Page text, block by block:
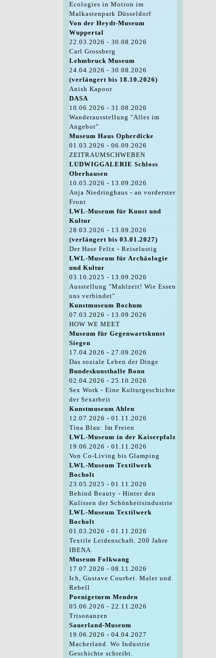
Ecologies in Motion im
Malkastenpark Düsseldorf
Von der Heydt-Museum
Wuppertal
22.03.2026 - 30.08.2026
Carl Grossberg
Lehmbruck Museum
24.04.2026 - 30.08.2026
(verlängert bis 18.10.2026)
Anish Kapoor
DASA
10.06.2026 - 31.08.2026
Wanderausstellung "Alles im
Angebot"
Museum Haus Opherdicke
01.03.2026 - 06.09.2026
ZEITRAUMSCHWEBEN
LUDWIGGALERIE Schloss
Oberhausen
10.05.2026 - 13.09.2026
Anja Niedringhaus - an vorderster
Front
LWL-Museum für Kunst und
Kultur
28.03.2026 - 13.09.2026
(verlängert bis 03.01.2027)
Der Hase Felix - Reiselustig
LWL-Museum für Archäologie
und Kultur
03.10.2025 - 13.09.2026
Ausstellung "Mahlzeit! Wie Essen
uns verbindet"
Kunstmuseum Bochum
07.03.2026 - 13.09.2026
HOW WE MEET
Museum für Gegenwartskunst
Siegen
17.04.2026 - 27.09.2026
Das soziale Leben der Dinge
Bundeskunsthalle Bonn
02.04.2026 - 25.10.2026
Sex Work - Eine Kulturgeschichte
der Sexarbeit
Kunstmuseum Ahlen
12.07.2026 - 01.11.2026
Tina Blau: Im Freien
LWL-Museum in der Kaiserpfalz
19.06.2026 - 01.11.2026
Von Co-Living bis Glamping
LWL-Museum Textilwerk
Bocholt
23.05.2025 - 01.11.2026
Behind Beauty - Hinter den
Kulissen der Schönheitsindustrie
LWL-Museum Textilwerk
Bocholt
01.03.2026 - 01.11.2026
Textile Leidenschaft. 200 Jahre
IBENA.
Museum Folkwang
17.07.2026 - 08.11.2026
Ich, Gustave Courbet. Maler und
Rebell
Poenigeturm Menden
05.06.2026 - 22.11.2026
Trisonanzen
Sauerland-Museum
19.06.2026 - 04.04.2027
Macherland. Wo Industrie
Geschichte schreibt.